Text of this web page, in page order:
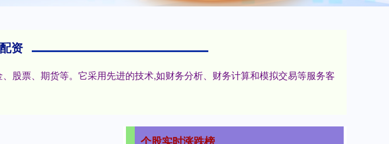
资
股票、期货等。它采用先进的技术,如财务分析、财务计算和模拟交易等服务客